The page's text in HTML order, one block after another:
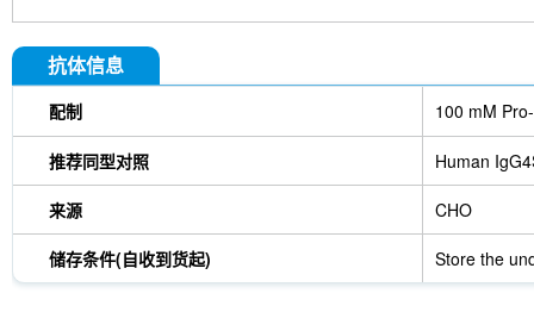
抗体信息
配制 100 mM
推荐同型对照 Human
来源 CHO
储存条件(自收到货起) Store the